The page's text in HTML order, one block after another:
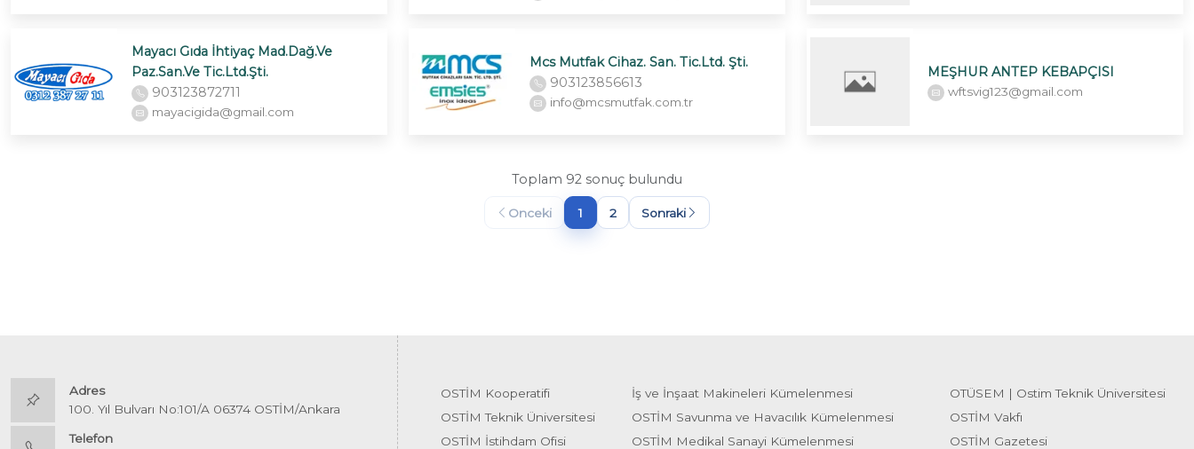
Mayacı Gıda İhtiyaç Mad.Dağ.Ve
Paz.San.Ve Tic.Ltd.Şti.
903123872711
mayacigida@gmail.com
Mcs Mutfak Cihaz. San. Tic.Ltd. Şti.
903123856613
info@mcsmutfak.com.tr
MEŞHUR ANTEP KEBAPÇISI
wftsvig123@gmail.com
Toplam 92 sonuç bulundu
Onceki 1 2 Sonraki
Adres
100. Yıl Bulvarı No:101/A 06374 OSTİM/Ankara
Telefon
OSTİM Kooperatifi
OSTİM Teknik Üniversitesi
OSTİM İstihdam Ofisi
İş ve İnşaat Makineleri Kümelenmesi
OSTİM Savunma ve Havacılık Kümelenmesi
OSTİM Medikal Sanayi Kümelenmesi
OTÜSEM | Ostim Teknik Üniversitesi
OSTİM Vakfı
OSTİM Gazetesi